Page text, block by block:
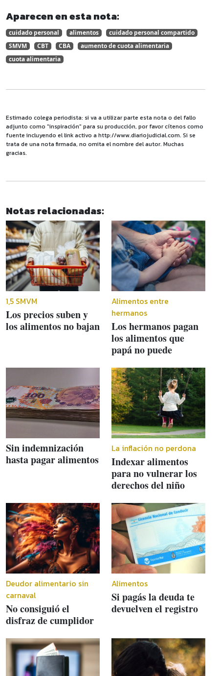
Aparecen en esta nota:
cuidado personal alimentos
cuidado personal compartido
SMVM
CBT CBA
aumento de cuota alimentaria
cuota alimentaria
Estimado colega periodista: si va a utilizar parte esta nota o del fallo
adjunto como "inspiración" para su producción, por favor cítenos como
fuente incluyendo el link activo a http://www.diariojudicial.com. Si se
trata de una nota firmada, no omita el nombre del autor. Muchas
gracias.
Notas relacionadas:
1,5 SMVM
Los precios suben y
los alimentos no bajan
Alimentos entre
hermanos
Los hermanos pagan
los alimentos que
papá no puede
Sin indemnización
hasta pagar alimentos
La inflación no perdona
Indexar alimentos
para no vulnerar los
derechos del niño
Deudor alimentario sin
carnaval
No consiguió el
disfraz de cumplidor
Alimentos
Si pagás la deuda te
devuelven el registro